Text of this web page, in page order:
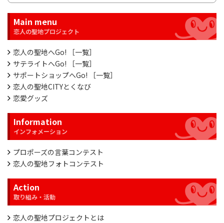
Main menu
恋人の聖地へGo! ［一覧］
サテライトへGo! ［一覧］
サポートショップへGo! ［一覧］
恋人の聖地CITYとくなび
恋愛グッズ
Information
プロポーズの言葉コンテスト
恋人の聖地フォトコンテスト
Action
恋人の聖地プロジェクトとは